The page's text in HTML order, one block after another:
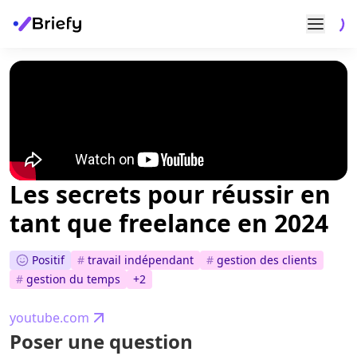
Les secrets pour réussir en
tant que freelance en 2024
Positif # travail indépendant # gestion des clients
# gestion du temps +2
youtube.com
Poser une question